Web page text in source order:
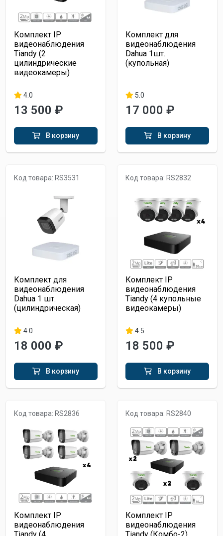
Комплект IP
видеонаблюдения
Tiandy (2
цилиндрические
видеокамеры)
4.0
13 500 ₽
В корзину
Комплект для
видеонаблюдения
Dahua 1шт.
(купольная)
5.0
17 000 ₽
В корзину
Код товара: RS3531
Комплект для
видеонаблюдения
Dahua 1 шт.
(цилиндрическая)
4.0
18 000 ₽
В корзину
Код товара: RS2832
Комплект IP
видеонаблюдения
Tiandy (4 купольные
видеокамеры)
4.5
18 500 ₽
В корзину
Код товара: RS2836
Комплект IP
видеонаблюдения
Код товара: RS2840
Комплект IP
видеонаблюдения